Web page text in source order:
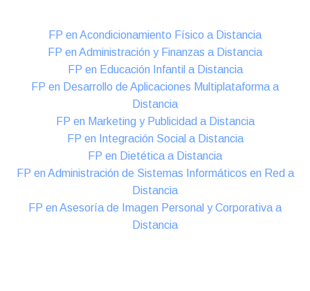
FP en Acondicionamiento Físico a Distancia
FP en Administración y Finanzas a Distancia
FP en Educación Infantil a Distancia
FP en Desarrollo de Aplicaciones Multiplataforma a
Distancia
FP en Marketing y Publicidad a Distancia
FP en Integración Social a Distancia
FP en Dietética a Distancia
FP en Administración de Sistemas Informáticos en Red a
Distancia
FP en Asesoría de Imagen Personal y Corporativa a
Distancia